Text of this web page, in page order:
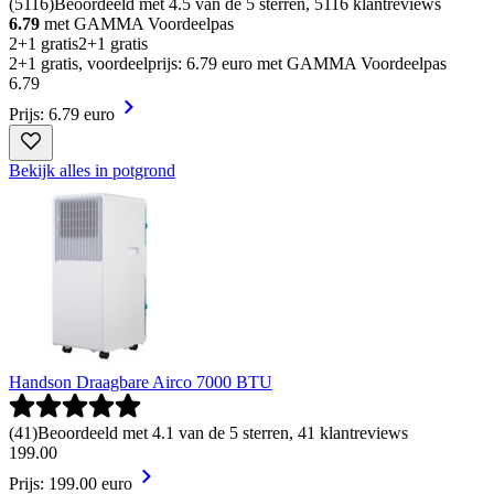
6.79 met GAMMA Voordeelpas
2+1 gratis2+1 gratis
2+1 gratis, voordeelprijs: 6.79 euro met GAMMA Voordeelpas
6.79
Prijs: 6.79 euro
Bekijk alles in potgrond
Handson Draagbare Airco 7000 BTU
(41)Beoordeeld met 4.1 van de 5 sterren, 41 klantreviews
199.00
Prijs: 199.00 euro